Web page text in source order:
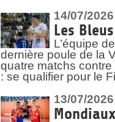
14/07/2026
Les
L’équipe
dernière poule de la
quatre matchs
: se qualifier pour le
13/07/2026